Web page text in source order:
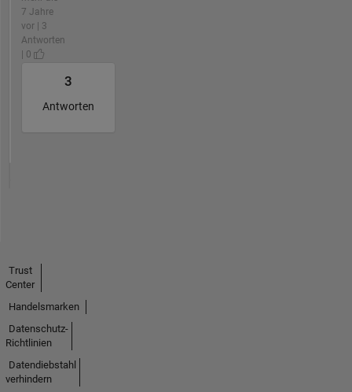
7 Jahre
vor | 3
Antworten
| 0
3
Antworten
Trust
Center
Handelsmarken
Datenschutz-
Richtlinien
Datendiebstahl
verhindern